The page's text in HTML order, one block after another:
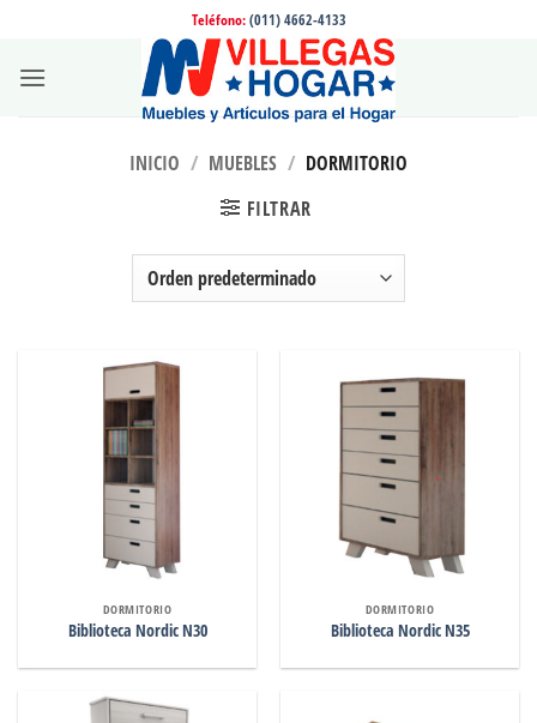
contenido
Teléfono: (011) 4662-4133
INICIO / MUEBLES / DORMITORIO
FILTRAR
DORMITORIO
Biblioteca Nordic N30
DORMITORIO
Biblioteca Nordic N35